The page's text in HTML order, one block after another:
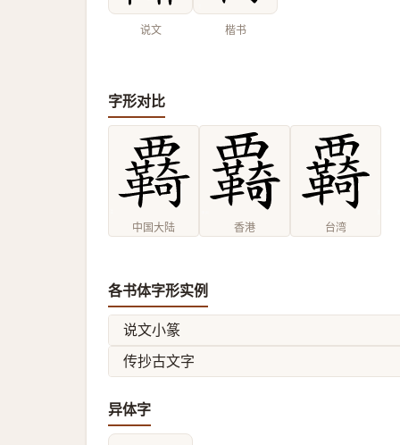
说文 楷书
字形对比
中国大陆 香港 台湾
各书体字形实例
说文小篆
传抄古文字
异体字